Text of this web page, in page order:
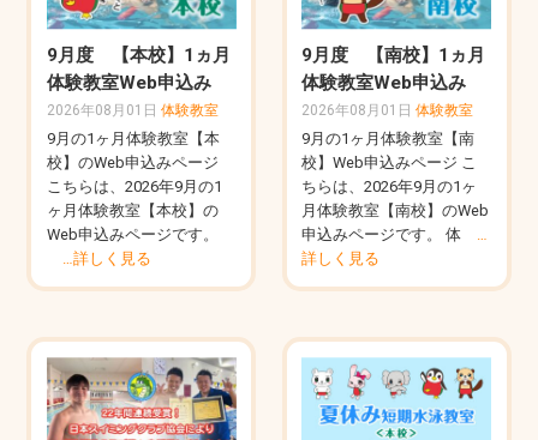
9月度 【本校】1ヵ月
体験教室Web申込み
2026年08月01日 体験教室
9月の1ヶ月体験教室【本
校】のWeb申込みページ
こちらは、2026年9月の1
ヶ月体験教室【本校】の
Web申込みページです。
…詳しく見る
9月度 【南校】1ヵ月
体験教室Web申込み
2026年08月01日 体験教室
9月の1ヶ月体験教室【南
校】Web申込みページ こ
ちらは、2026年9月の1ヶ
月体験教室【南校】のWeb
申込みページです。 体 …
詳しく見る